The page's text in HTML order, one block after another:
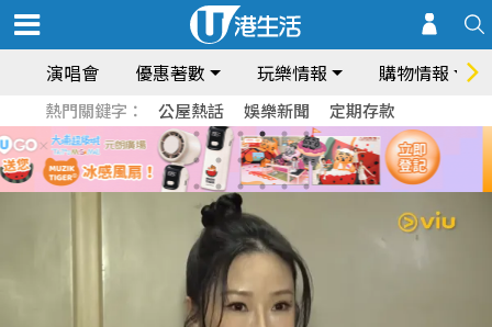
演唱會 優惠著數 玩樂情報 購物情報
熱門關鍵字： 公屋熱話 娛樂新聞 定期存款